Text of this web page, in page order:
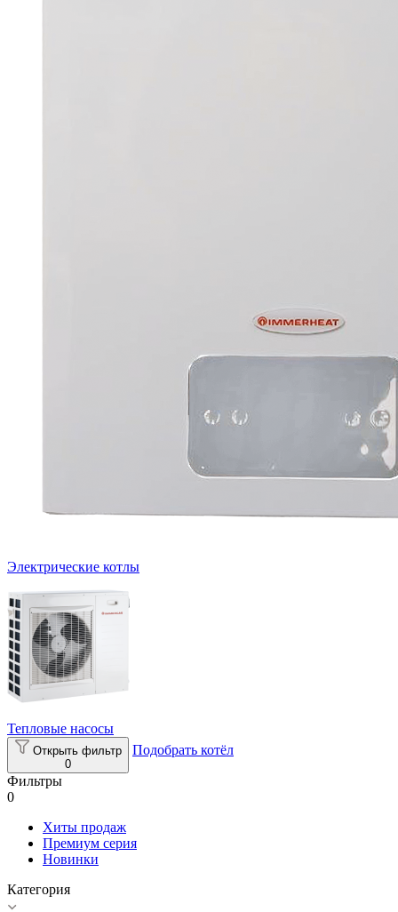
Электрические котлы
Тепловые насосы
Открыть фильтр
0
Подобрать котёл
Фильтры
0
Хиты продаж
Премиум серия
Новинки
Категория